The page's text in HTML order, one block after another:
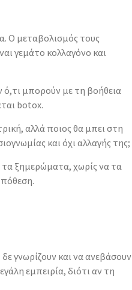
Ο μεταβολισμός τους
γεμάτο κολλαγόνο και
ό,τι μπορούν με τη βοήθεια
botox.
αλλά ποιος θα μπει στη
και όχι αλλαγής της;
τα ξημερώματα, χωρίς να τα
γνωρίζουν και να ανεβάσουν
εμπειρία, διότι αν τη